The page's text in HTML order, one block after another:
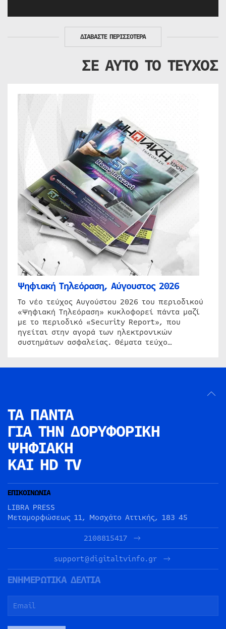
ΔΙΑΒΑΣΤΕ ΠΕΡΙΣΣΟΤΕΡΑ
ΣΕ ΑΥΤΟ ΤΟ ΤΕΥΧΟΣ
Ψηφιακή Τηλεόραση, Αύγουστος 2026
Το νέο τεύχος Αυγούστου 2026 του περιοδικού
«Ψηφιακή Τηλεόραση» κυκλοφορεί πάντα μαζί
με το περιοδικό «Security Report», που
ηγείται στην αγορά των ηλεκτρονικών
συστημάτων ασφαλείας. Θέματα τεύχο…
ΤΑ ΠΑΝΤΑ
ΓΙΑ ΤΗΝ ΔΟΡΥΦΟΡΙΚΗ
ΨΗΦΙΑΚΗ
ΚΑΙ HD TV
ΕΠΙΚΟΙΝΩΝΙΑ
LIBRA PRESS
Μεταμορφώσεως 11, Μοσχάτο Αττικής, 183 45
2108815417
support@digitaltvinfo.gr
ΕΝΗΜΕΡΩΤΙΚΑ ΔΕΛΤΙΑ